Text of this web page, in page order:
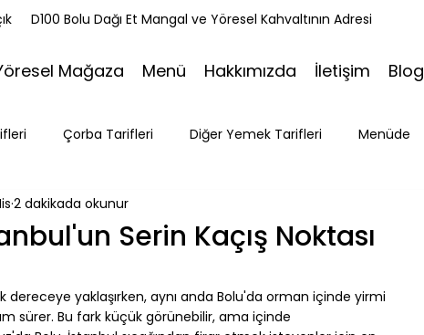
D100 Bolu Dağı Et Mangal ve Yöresel Kahvaltının Adresi
Mağaza Menü Hakkımızda İletişim Blog
Çorba Tarifleri Diğer Yemek Tarifleri Menüde
Tatlı Tarifleri
Serin Kaçış Noktası
2 dakikada okunur
yaklaşırken, aynı anda Bolu'da orman içinde yirmi
sürer. Bu fark küçük görünebilir, ama içinde